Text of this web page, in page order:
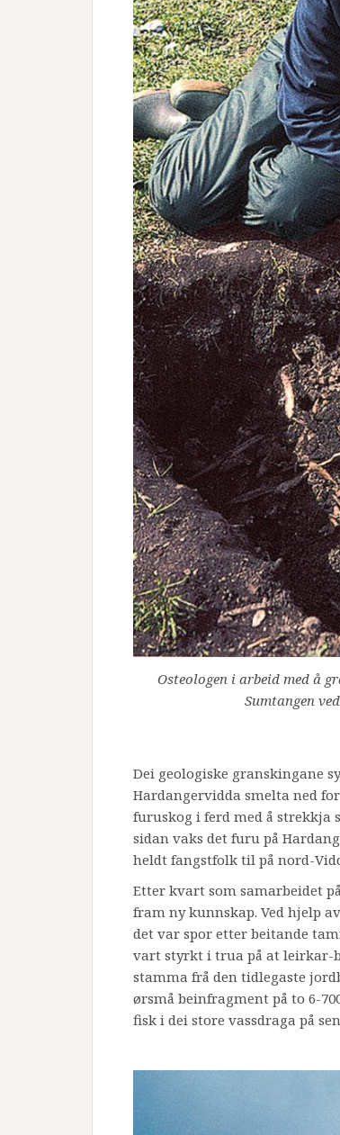
Osteologen i arbeid med å
Sumtangen
Dei geologiske granskingane
Hardangervidda smelta ned
furuskog i ferd med å strekkja
sidan vaks det furu på
heldt fangstfolk til på nord-
Etter kvart som samarbeidet
fram ny kunnskap. Ved hjelp
det var spor etter beitande
vart styrkt i trua på at leirkar-
stamma frå den tidlegaste
ørsmå beinfragment på to 6-
fisk i dei store vassdraga på